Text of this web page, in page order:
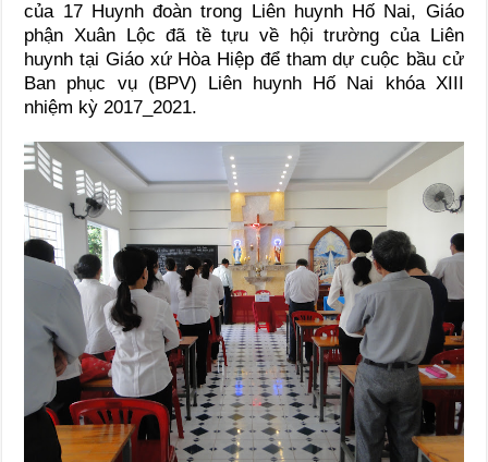
của 17 Huynh đoàn trong Liên huynh Hố Nai, Giáo
phận Xuân Lộc đã tề tựu về hội trường của Liên
huynh tại Giáo xứ Hòa Hiệp để tham dự cuộc bầu cử
Ban phục vụ (BPV) Liên huynh Hố Nai khóa XIII
nhiệm kỳ 2017_2021.